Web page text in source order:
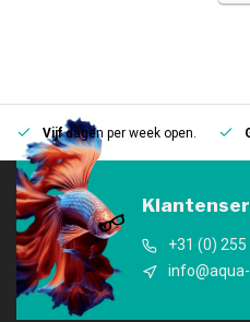
Vijfdagen per week open.
+31 (0)